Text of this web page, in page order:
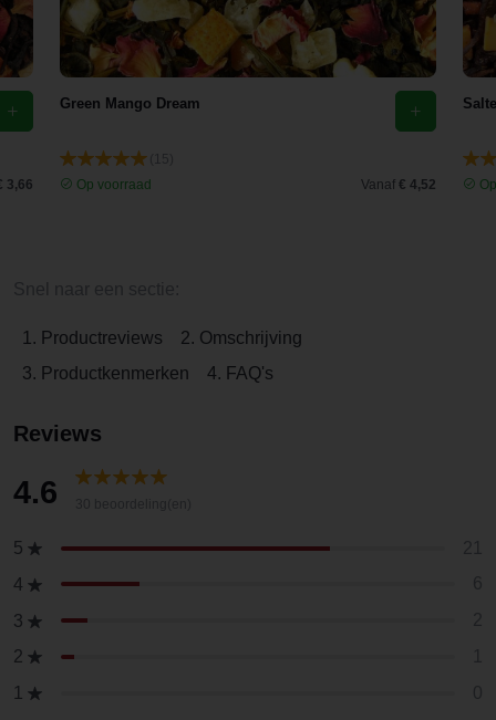
3,66
Green Mango Dream
Op voorraad
Vanaf € 4,52
1. Productreviews
2. Omschrijving
3. Productkenmerken
4. FAQ's
Reviews
4.6
5
4
3
2
1